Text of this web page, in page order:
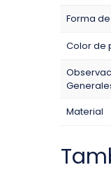
Forma
Color de
Material